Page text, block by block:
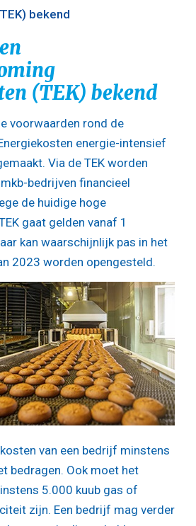
bekend
(TEK) bekend
voorwaarden rond de
energie-intensief
Via de TEK worden
bedrijven financieel
de huidige hoge
gaat gelden vanaf 1
kan waarschijnlijk pas in het
2023 worden opengesteld.
van een bedrijf minstens
bedragen. Ook moet het
5.000 kuub gas of
zijn. Een bedrijf mag verder